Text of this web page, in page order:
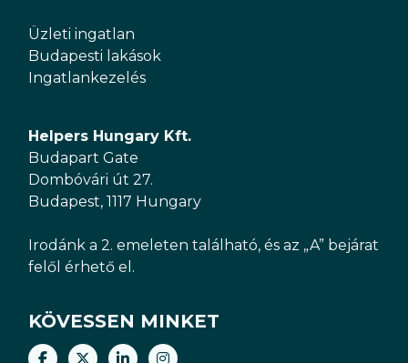
Üzleti ingatlan
Budapesti lakások
Ingatlankezelés
Helpers Hungary Kft.
Budapart Gate
Dombóvári út 27.
Budapest, 1117 Hungary
Irodánk a 2. emeleten található, és az „A” bejárat
felől érhető el.
KÖVESSEN MINKET